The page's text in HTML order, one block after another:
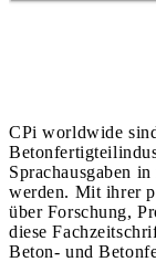
CPi worldwide
Sprachausgaben
werden. Mit ihrer
über Forschung,
diese
Beton- und